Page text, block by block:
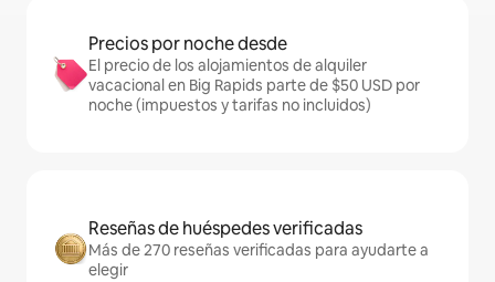
Precios por noche desde
El precio de los alojamientos de alquiler
vacacional en Big Rapids parte de $50 USD por
noche (impuestos y tarifas no incluidos)
Reseñas de huéspedes verificadas
Más de 270 reseñas verificadas para ayudarte a
elegir